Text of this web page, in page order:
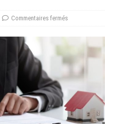
Commentaires fermés